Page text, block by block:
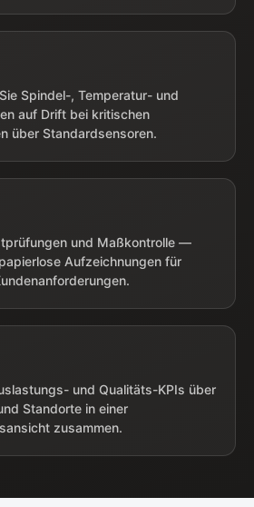
Spindel-, Temperatur- und
auf Drift bei kritischen
über Standardsensoren.
und Maßkontrolle —
Aufzeichnungen für
und Qualitäts-KPIs über
Standorte in einer
zusammen.